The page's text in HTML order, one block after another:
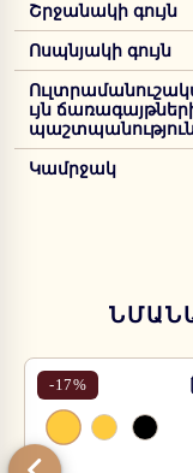
Շրջանակի գույն
Ոսպնյակի գույն
ւյն
Կամրջակ
-17%